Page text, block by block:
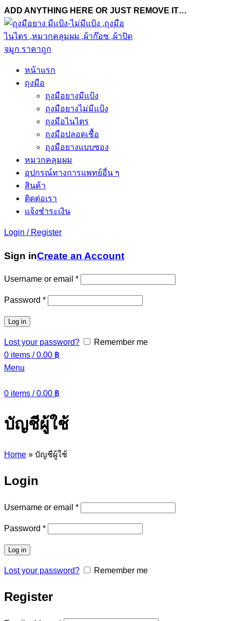
ADD ANYTHING HERE OR JUST REMOVE IT…
หน้าแรก
ถุงมือ
ถุงมือยางมีแป้ง
ถุงมือยางไม่มีแป้ง
ถุงมือไนไตร
ถุงมือปลอดเชื้อ
ถุงมือยางแบบซอง
หมวกคลุมผม
อุปกรณ์ทางการแพทย์อื่น ๆ
สินค้า
ติดต่อเรา
แจ้งชำระเงิน
Login / Register
Sign inCreate an Account
Username or email *
Password *
Log in
Lost your password?
Remember me
0 items / 0.00 ฿
Menu
0 items / 0.00 ฿
บัญชีผู้ใช้
Home » บัญชีผู้ใช้
Login
Username or email *
Password *
Log in
Lost your password? Remember me
Register